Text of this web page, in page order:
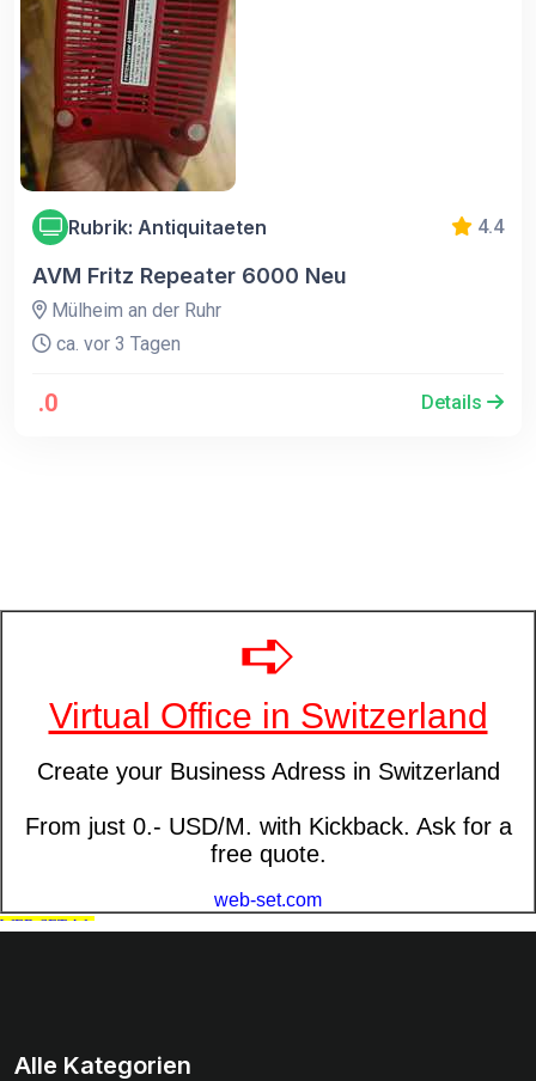
Rubrik: Antiquitaeten 4.4
AVM Fritz Repeater 6000 Neu
Mülheim an der Ruhr
ca. vor 3 Tagen
.0 Details
Alle Kategorien